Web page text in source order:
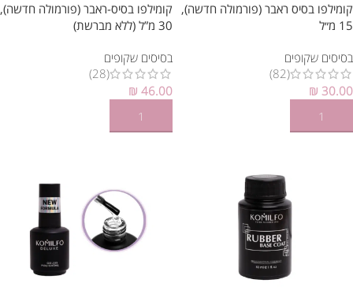
קומילפו בסיס ראבר (פורמולה חדשה),
15 מ״ל
בסיסים שקופים
(82)
₪ 30.00
הוספה לסל
קומילפו בסיס-ראבר (פורמולה חדשה),
30 מ”ל (ללא מברשת)
בסיסים שקופים
(28)
₪ 46.00
הוספה לסל